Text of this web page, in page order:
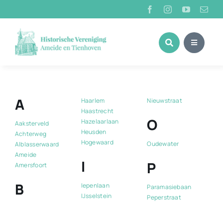
naar
inhoud
A
Aaksterveld
Achterweg
Alblasserwaard
Ameide
Amersfoort
B
Haarlem
Haastrecht
Hazelaarlaan
Heusden
Hogewaard
I
Iepenlaan
IJsselstein
Nieuwstraat
O
Oudewater
P
Paramasiebaan
Peperstraat